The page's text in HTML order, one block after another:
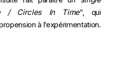
/ Circles In Time“, qui
à l’expérimentation.